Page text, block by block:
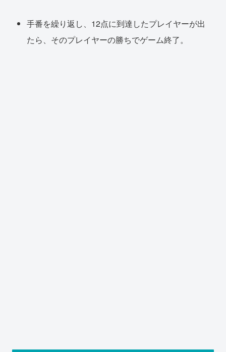
手番を繰り返し、12点に到達したプレイヤーが出
たら、そのプレイヤーの勝ちでゲーム終了。